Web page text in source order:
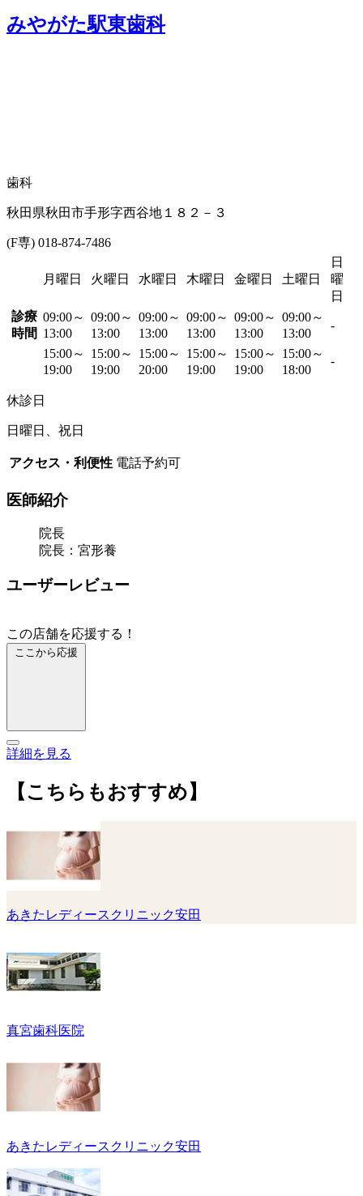
みやがた駅東歯科
歯科
秋田県秋田市手形字西谷地１８２－３
(F専) 018-874-7486
月曜日 火曜日 水曜日 木曜日 金曜日 土曜日
日
曜
日
診療
時間
09:00～
13:00
09:00～
13:00
09:00～
13:00
09:00～
13:00
09:00～
13:00
09:00～
13:00
-
15:00～
19:00
15:00～
19:00
15:00～
20:00
15:00～
19:00
15:00～
19:00
15:00～
18:00
-
休診日
日曜日、祝日
アクセス・利便性 電話予約可
医師紹介
院長
院長：宮形養
ユーザーレビュー
この店舗を応援する！
ここから応援
詳細を見る
【こちらもおすすめ】
あきたレディースクリニック安田
真宮歯科医院
あきたレディースクリニック安田